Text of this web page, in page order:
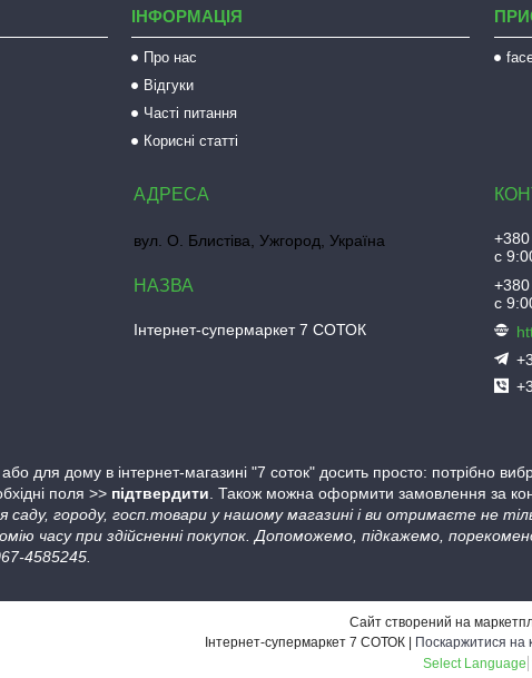
ІНФОРМАЦІЯ
Про нас
Відгуки
Часті питання
Корисні статті
вул. О. Блистіва, Ужгород, Україна
Інтернет-супермаркет 7 СОТОК
с
с
для дому в інтернет-магазині "7 соток" досить просто: потрібно
поля >> підтвердити. Також можна оформити замовлення за
саду, городу, госп.товари у нашому магазині і ви отримаєте не
часу при здійсненні покупок. Допоможемо, підкажемо,
4585245.
Сайт створений на
Поскаржитися на
Select Language